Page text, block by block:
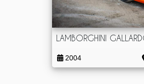
LAMBORGHINI
2004